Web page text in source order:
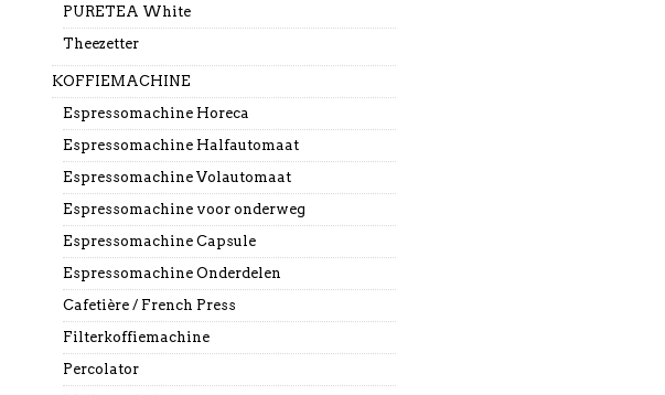
PURETEA White
Theezetter
KOFFIEMACHINE
Espressomachine Horeca
Espressomachine Halfautomaat
Espressomachine Volautomaat
Espressomachine voor onderweg
Espressomachine Capsule
Espressomachine Onderdelen
Cafetière / French Press
Filterkoffiemachine
Percolator